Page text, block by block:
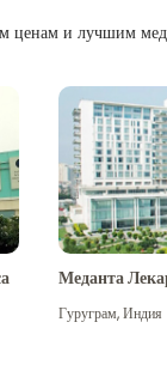
ценам и лучшим
Меданта
Гуруграм,Индия